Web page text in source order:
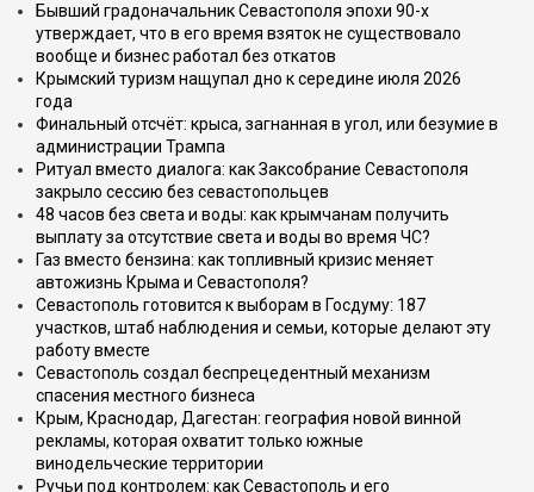
Бывший градоначальник Севастополя эпохи 90-х
утверждает, что в его время взяток не существовало
вообще и бизнес работал без откатов
Крымский туризм нащупал дно к середине июля 2026
года
Финальный отсчёт: крыса, загнанная в угол, или безумие в
администрации Трампа
Ритуал вместо диалога: как Заксобрание Севастополя
закрыло сессию без севастопольцев
48 часов без света и воды: как крымчанам получить
выплату за отсутствие света и воды во время ЧС?
Газ вместо бензина: как топливный кризис меняет
автожизнь Крыма и Севастополя?
Севастополь готовится к выборам в Госдуму: 187
участков, штаб наблюдения и семьи, которые делают эту
работу вместе
Севастополь создал беспрецедентный механизм
спасения местного бизнеса
Крым, Краснодар, Дагестан: география новой винной
рекламы, которая охватит только южные
винодельческие территории
Ручьи под контролем: как Севастополь и его